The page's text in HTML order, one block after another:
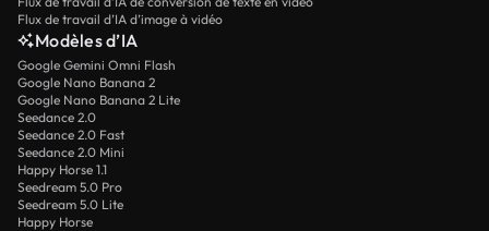
Flux de travail d’IA d’image à vidéo
Modèles d’IA
Google Gemini Omni Flash
Google Nano Banana 2
Google Nano Banana 2 Lite
Seedance 2.0
Seedance 2.0 Fast
Seedance 2.0 Mini
Happy Horse 1.1
Seedream 5.0 Pro
Seedream 5.0 Lite
Happy Horse